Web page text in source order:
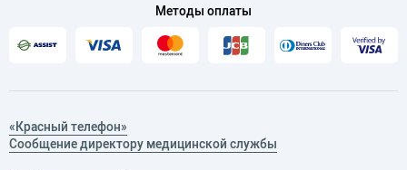
Методы оплаты
«Красный телефон»
Сообщение директору медицинской службы